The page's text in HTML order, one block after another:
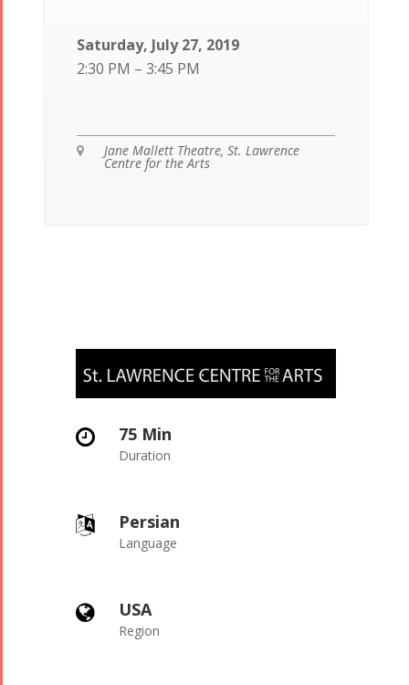
Saturday, July 27, 2019
2:30 PM – 3:45 PM
Jane Mallett Theatre, St. Lawrence
Centre for the Arts
75 Min
Duration
Persian
Language
USA
Region